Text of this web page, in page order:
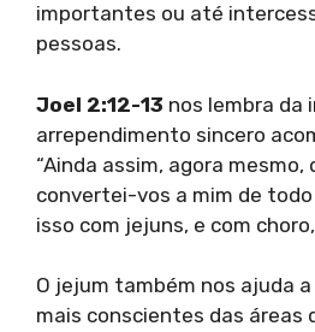
importantes ou até
pessoas.
Joel 2:12-13 nos lembra da
arrependimento sincero
“Ainda assim, agora mesmo,
convertei-vos a mim de
isso com jejuns, e com
O jejum também nos ajuda
mais conscientes das áreas